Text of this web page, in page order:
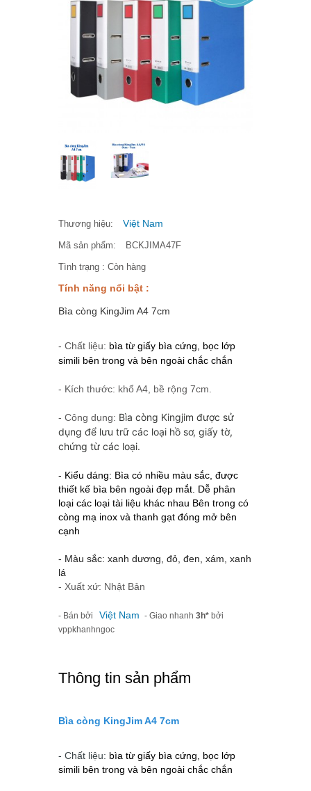
Thương hiệu: Việt Nam
Mã sản phẩm: BCKJIMA47F
Tình trạng : Còn hàng
Tính năng nổi bật :
Bìa còng KingJim A4 7cm
- Chất liệu: bìa từ giấy bìa cứng, bọc lớp
simili bên trong và bên ngoài chắc chắn
- Kích thước: khổ A4, bề rộng 7cm.
- Công dụng: Bìa còng Kingjim được sử
dụng để lưu trữ các loại hồ sơ, giấy tờ,
chứng từ các loại.
- Kiểu dáng: Bìa có nhiều màu sắc, được
thiết kế bìa bên ngoài đẹp mắt. Dễ phân
loại các loại tài liệu khác nhau Bên trong có
còng mạ inox và thanh gạt đóng mở bên
cạnh
- Màu sắc: xanh dương, đỏ, đen, xám, xanh
lá
- Xuất xứ: Nhật Bản
- Bán bởi Việt Nam - Giao nhanh 3h* bởi
vppkhanhngoc
Thông tin sản phẩm
Bìa còng KingJim A4 7cm
- Chất liệu: bìa từ giấy bìa cứng, bọc lớp
simili bên trong và bên ngoài chắc chắn